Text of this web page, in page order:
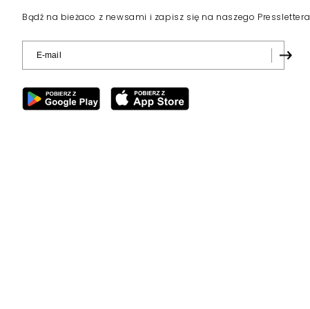
Bądź na bieżaco z newsami i zapisz się na naszego Presslettera